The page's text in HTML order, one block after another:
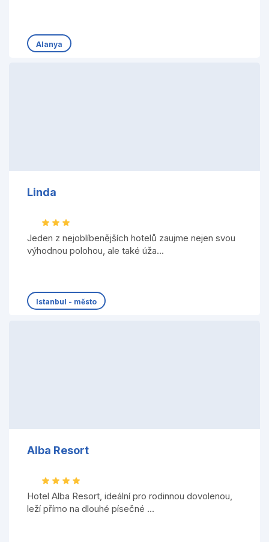
Alanya
Linda
Jeden z nejoblíbenějších hotelů zaujme nejen svou
výhodnou polohou, ale také úža...
Istanbul - město
Alba Resort
Hotel Alba Resort, ideální pro rodinnou dovolenou,
leží přímo na dlouhé písečné ...